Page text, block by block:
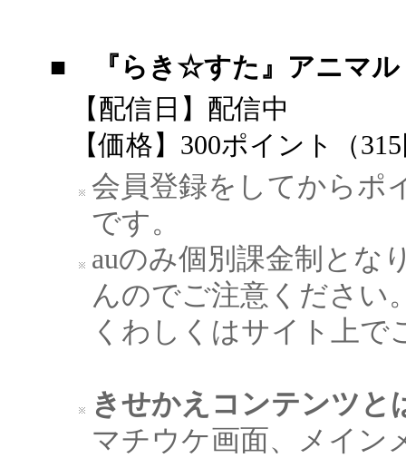
■ 『らき☆すた』アニマ
【配信日】配信中
【価格】300ポイント（
会員登録をしてからポ
です。
auのみ個別課金制とな
んのでご注意ください
くわしくはサイト上で
きせかえコンテンツ
マチウケ画面、メイン